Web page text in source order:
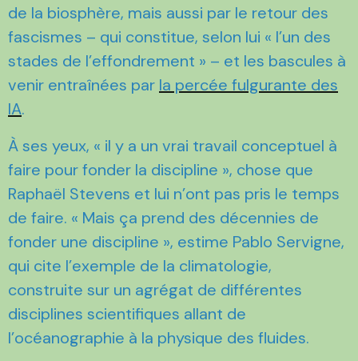
de la biosphère, mais aussi par le retour des
fascismes – qui constitue, selon lui « l’un des
stades de l’effondrement » – et les bascules à
venir entraînées par la percée fulgurante des
IA.
À ses yeux, « il y a un vrai travail conceptuel à
faire pour fonder la discipline », chose que
Raphaël Stevens et lui n’ont pas pris le temps
de faire. « Mais ça prend des décennies de
fonder une discipline », estime Pablo Servigne,
qui cite l’exemple de la climatologie,
construite sur un agrégat de différentes
disciplines scientifiques allant de
l’océanographie à la physique des fluides.